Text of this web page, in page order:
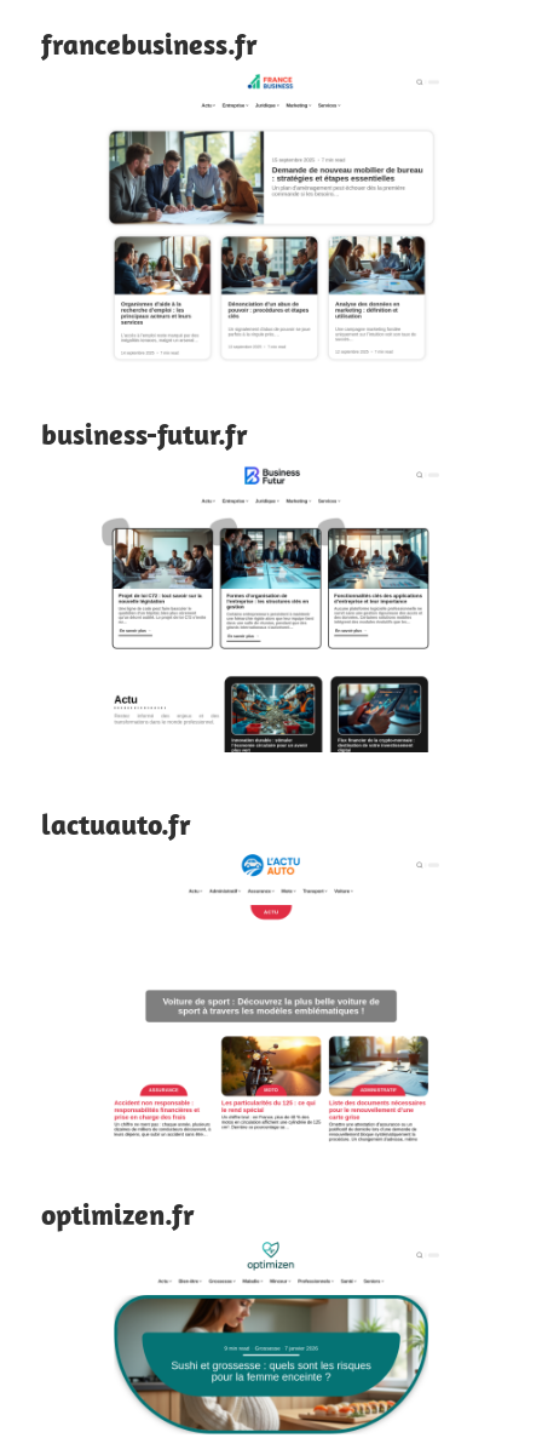
francebusiness.fr
business-futur.fr
lactuauto.fr
optimizen.fr